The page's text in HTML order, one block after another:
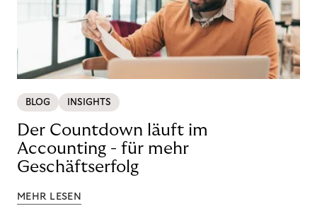
BLOG INSIGHTS
Der Countdown läuft im
Accounting - für mehr
Geschäftserfolg
MEHR LESEN